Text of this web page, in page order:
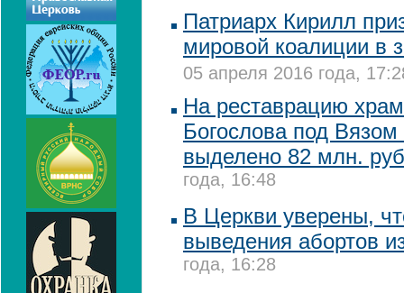
Патриарх Кирилл
мировой коалиции в
05 апреля 2016 года,
На реставрацию
Богослова под
выделено 82 млн.
года, 16:48
В Церкви уверены,
выведения абортов
года, 16:28